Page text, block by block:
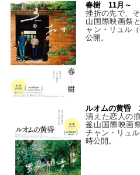
春樹 11月～
挫折の先で、
山国際映画祭
ャン・リュル
公開。
ルオムの黄昏
消えた恋人の
釜山国際映画
チャン・リュ
時公開。